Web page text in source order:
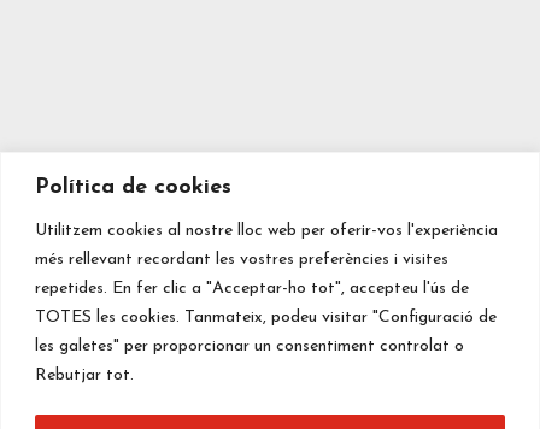
Política de cookies
Utilitzem cookies al nostre lloc web per oferir-vos l'experiència
més rellevant recordant les vostres preferències i visites
repetides. En fer clic a "Acceptar-ho tot", accepteu l'ús de
TOTES les cookies. Tanmateix, podeu visitar "Configuració de
les galetes" per proporcionar un consentiment controlat o
Rebutjar tot.